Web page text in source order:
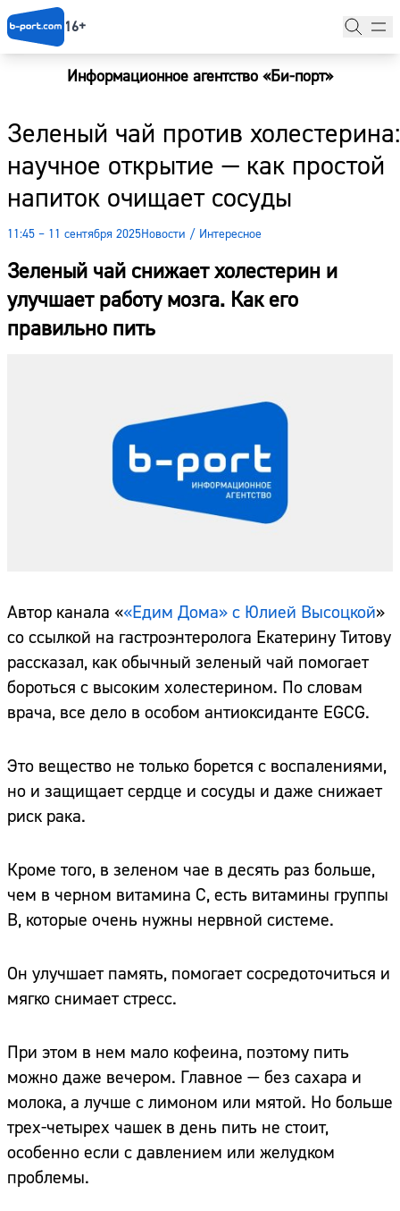
16+
Информационное агентство «Би-порт»
Зеленый чай против холестерина:
научное открытие — как простой
напиток очищает сосуды
11:45 – 11 сентября 2025Новости / Интересное
Зеленый чай снижает холестерин и
улучшает работу мозга. Как его
правильно пить
Автор канала ««Едим Дома» с Юлией Высоцкой»
со ссылкой на гастроэнтеролога Екатерину Титову
рассказал, как обычный зеленый чай помогает
бороться с высоким холестерином. По словам
врача, все дело в особом антиоксиданте EGCG.
Это вещество не только борется с воспалениями,
но и защищает сердце и сосуды и даже снижает
риск рака.
Кроме того, в зеленом чае в десять раз больше,
чем в черном витамина С, есть витамины группы
В, которые очень нужны нервной системе.
Он улучшает память, помогает сосредоточиться и
мягко снимает стресс.
При этом в нем мало кофеина, поэтому пить
можно даже вечером. Главное — без сахара и
молока, а лучше с лимоном или мятой. Но больше
трех-четырех чашек в день пить не стоит,
особенно если с давлением или желудком
проблемы.
Новости
Наши гости
Фоторепортажи
Погода
Курсы валют